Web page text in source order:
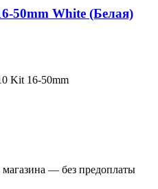
50mm White (Белая)
Kit 16-50mm
— без предоплаты